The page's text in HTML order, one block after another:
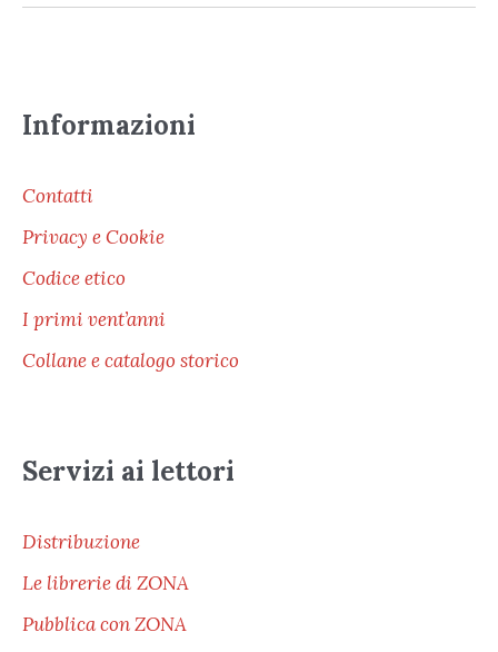
Informazioni
Contatti
Privacy e Cookie
Codice etico
I primi vent’anni
Collane e catalogo storico
Servizi ai lettori
Distribuzione
Le librerie di ZONA
Pubblica con ZONA